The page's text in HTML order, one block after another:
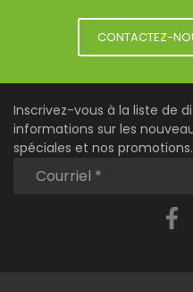
CONTACTEZ-
Inscrivez-vous à la liste de
informations sur les
spéciales et nos promotions.